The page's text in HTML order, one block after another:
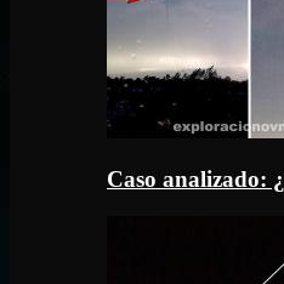
Caso analizado: